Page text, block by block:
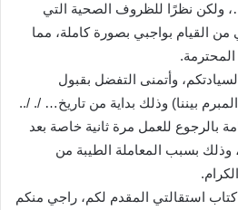
ولكن نظرًا للظروف الصحية التي
من القيام بواجبي بصورة كاملة، مما
وأتمنى التفضل بقبول
بيننا) وذلك بداية من تاريخ… /. /..
بالرجوع للعمل مرة ثانية خاصة بعد
وذلك بسبب المعاملة الطيبة من
استقالتي المقدم لكم، راجي منكم